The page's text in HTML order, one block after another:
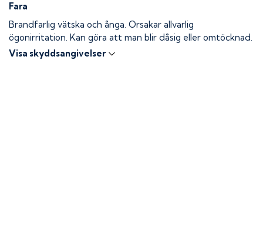
Fara
Brandfarlig vätska och ånga. Orsakar allvarlig
ögonirritation. Kan göra att man blir dåsig eller omtöcknad.
Visa skyddsangivelser